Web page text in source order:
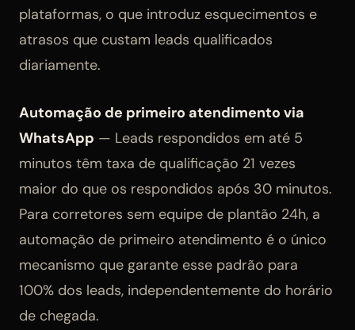
plataformas, o que introduz esquecimentos e
atrasos que custam leads qualificados
diariamente.
Automação de primeiro atendimento via
WhatsApp — Leads respondidos em até 5
minutos têm taxa de qualificação 21 vezes
maior do que os respondidos após 30 minutos.
Para corretores sem equipe de plantão 24h, a
automação de primeiro atendimento é o único
mecanismo que garante esse padrão para
100% dos leads, independentemente do horário
de chegada.